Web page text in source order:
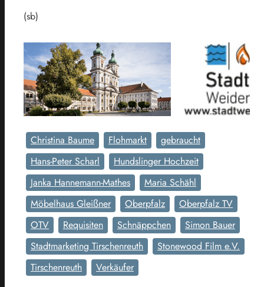
(sb)
Christina Baume Flohmarkt
gebraucht
Hans-Peter Scharl
Hundslinger Hochzeit
Janka Hannemann-Mathes
Maria Schähl
Möbelhaus Gleißner
Oberpfalz
Oberpfalz TV
OTV
Requisiten Schnäppchen
Simon Bauer
Stadtmarketing Tirschenreuth
Stonewood Film e.V.
Tirschenreuth
Verkäufer